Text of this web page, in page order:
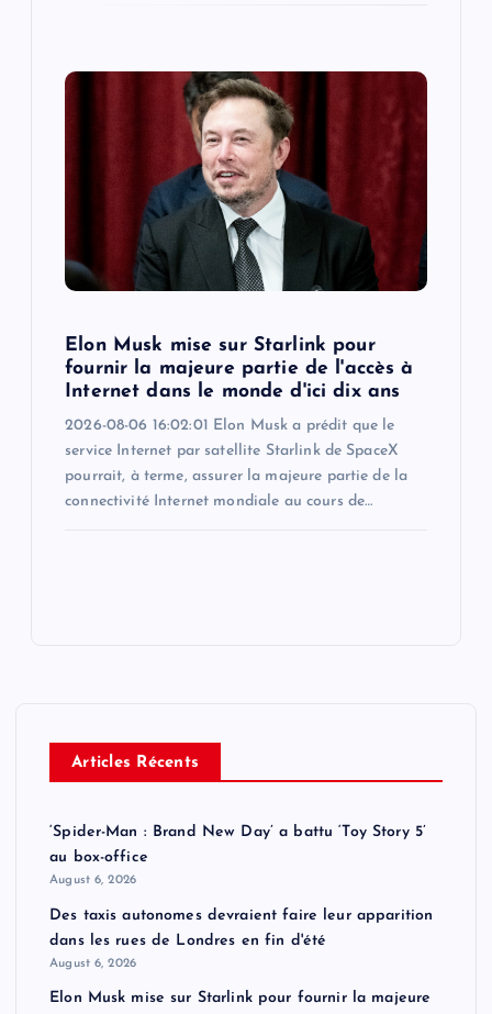
Elon Musk mise sur Starlink pour
fournir la majeure partie de l'accès à
Internet dans le monde d'ici dix ans
2026-08-06 16:02:01 Elon Musk a prédit que le
service Internet par satellite Starlink de SpaceX
pourrait, à terme, assurer la majeure partie de la
connectivité Internet mondiale au cours de…
Articles Récents
‘Spider-Man : Brand New Day’ a battu ‘Toy Story 5’
au box-office
August 6, 2026
Des taxis autonomes devraient faire leur apparition
dans les rues de Londres en fin d'été
August 6, 2026
Elon Musk mise sur Starlink pour fournir la majeure